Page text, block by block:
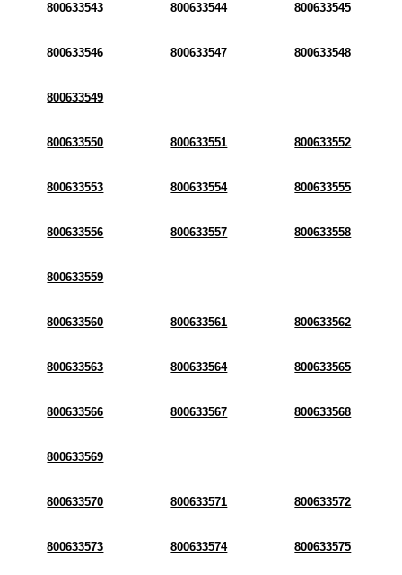
800633543 800633544 800633545
800633546 800633547 800633548
800633549
800633550 800633551 800633552
800633553 800633554 800633555
800633556 800633557 800633558
800633559
800633560 800633561 800633562
800633563 800633564 800633565
800633566 800633567 800633568
800633569
800633570 800633571 800633572
800633573 800633574 800633575